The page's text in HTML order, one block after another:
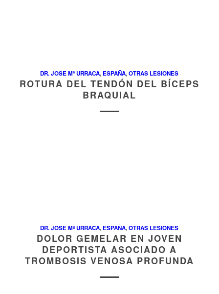
DR. JOSE Mª URRACA, ESPAÑA,OTRAS LESIONES
ROTURA DEL TENDÓN DEL BÍCEPS
BRAQUIAL
DR. JOSE Mª URRACA, ESPAÑA,OTRAS LESIONES
DOLOR GEMELAR EN JOVEN
DEPORTISTA ASOCIADO A
TROMBOSIS VENOSA PROFUNDA